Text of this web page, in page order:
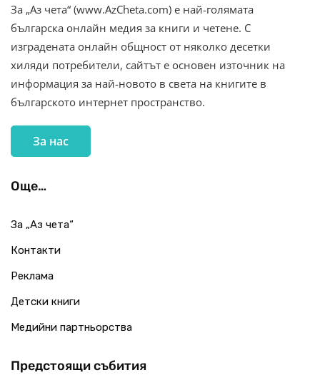
За „Аз чета“ (www.AzCheta.com) е най-голямата
българска онлайн медия за книги и четене. С
изградената онлайн общност от няколко десетки
хиляди потребители, сайтът е основен източник на
информация за най-новото в света на книгите в
българското интернет пространство.
За нас
Още…
За „Аз чета“
Контакти
Реклама
Детски книги
Медийни партньорства
Предстоящи събития